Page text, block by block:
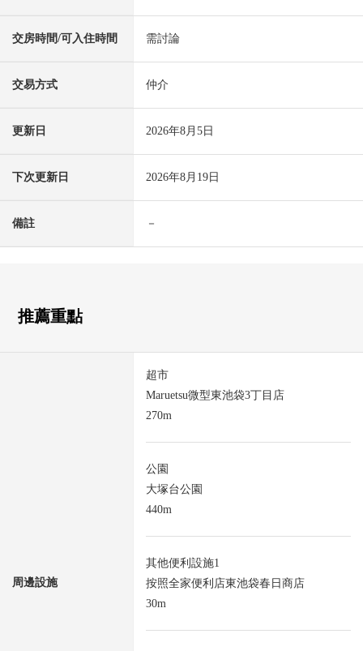
交房時間/可入住時間 需討論
交易方式 仲介
更新日 2026年8月5日
下次更新日 2026年8月19日
備註 －
推薦重點
周邊設施
超市
Maruetsu微型東池袋3丁目店
270m
公園
大塚台公園
440m
其他便利設施1
按照全家便利店東池袋春日商店
30m